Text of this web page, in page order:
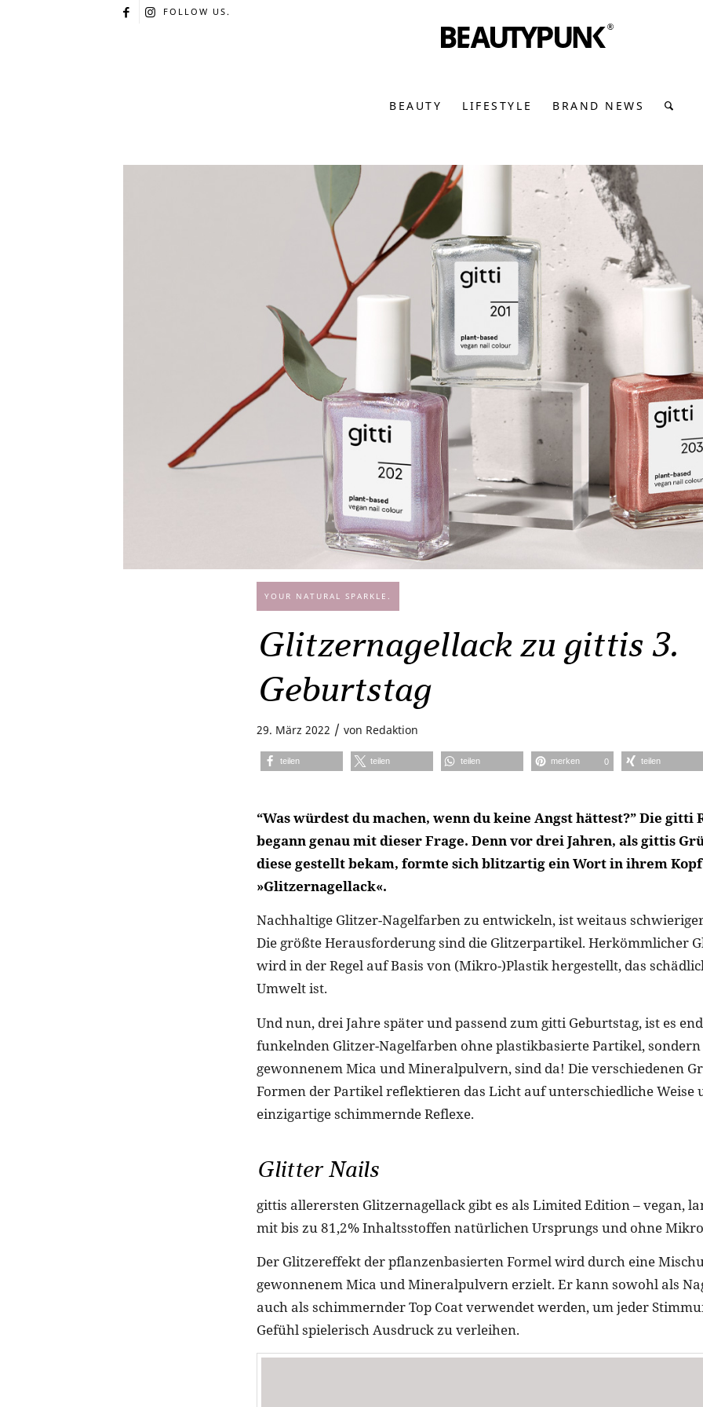
FOLLOW US.
BEAUTY LIFESTYLE BRAND NEWS
YOUR NATURAL SPARKLE.
Glitzernagellack zu gittis 3.
Geburtstag
29. März 2022 / von Redaktion
teilen teilen teilen merken 0 teilen
“Was würdest du machen, wenn du keine Angst hättest?” Die gitti
begann genau mit dieser Frage. Denn vor drei Jahren, als gittis
diese gestellt bekam, formte sich blitzartig ein Wort in ihrem
»Glitzernagellack«.
Nachhaltige Glitzer-Nagelfarben zu entwickeln, ist weitaus
Die größte Herausforderung sind die Glitzerpartikel. Herkömmlicher
wird in der Regel auf Basis von (Mikro-)Plastik hergestellt, das
Umwelt ist.
Und nun, drei Jahre später und passend zum gitti Geburtstag, ist es
funkelnden Glitzer-Nagelfarben ohne plastikbasierte Partikel,
gewonnenem Mica und Mineralpulvern, sind da! Die verschiedenen
Formen der Partikel reflektieren das Licht auf unterschiedliche Weise
einzigartige schimmernde Reflexe.
Glitter Nails
gittis allerersten Glitzernagellack gibt es als Limited Edition – vegan,
mit bis zu 81,2% Inhaltsstoffen natürlichen Ursprungs und ohne
Der Glitzereffekt der pflanzenbasierten Formel wird durch eine
gewonnenem Mica und Mineralpulvern erzielt. Er kann sowohl als
auch als schimmernder Top Coat verwendet werden, um jeder
Gefühl spielerisch Ausdruck zu verleihen.